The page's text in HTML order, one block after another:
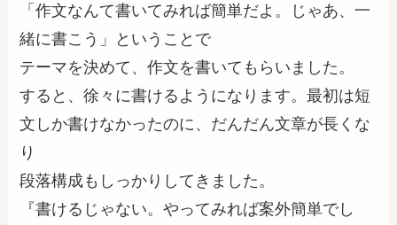
「作文なんて書いてみれば簡単だよ。じゃあ、一
緒に書こう」ということで
テーマを決めて、作文を書いてもらいました。
すると、徐々に書けるようになります。最初は短
文しか書けなかったのに、だんだん文章が長くな
り
段落構成もしっかりしてきました。
『書けるじゃない。やってみれば案外簡単でし